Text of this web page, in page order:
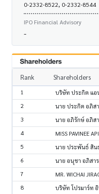
0-2332-8522, 0-2332-8544
IPO Financial Advisory
-
Shareholders
Rank Shareholders
1 บริษัท ประกิต แอ
2 นาย ประกิต อภิส
3 นาย อภิรักษ์ อภิส
4 MISS PAVINEE
5 นาย ประพันธ์ สิน
6 นาย อนุชา อภิสา
7 MR. WICHAI
8 บริษัท โปรมาร์ท